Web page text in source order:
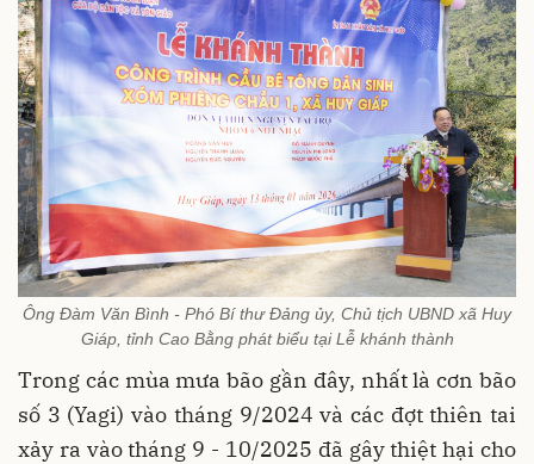
Ông Đàm Văn Bình - Phó Bí thư Đảng ủy, Chủ tịch UBND xã Huy
Giáp, tỉnh Cao Bằng phát biểu tại Lễ khánh thành
Trong các mùa mưa bão gần đây, nhất là cơn bão
số 3 (Yagi) vào tháng 9/2024 và các đợt thiên tai
xảy ra vào tháng 9 - 10/2025 đã gây thiệt hại cho